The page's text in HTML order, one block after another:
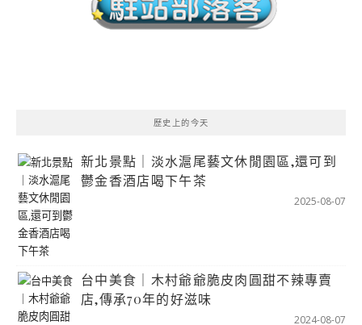
歷史上的今天
新北景點｜淡水滬尾藝文休閒園區,還可到
鬱金香酒店喝下午茶
2025-08-07
台中美食｜木村爺爺脆皮肉圓甜不辣專賣
店,傳承70年的好滋味
2024-08-07